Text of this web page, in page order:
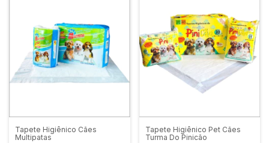
Tapete Higiênico Cães
Multipatas
Tapete Higiênico Pet Cães
Turma Do Pinicão